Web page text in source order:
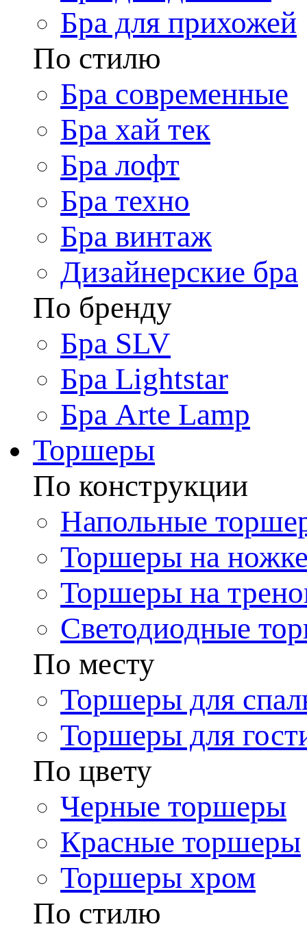
Бра для прихожей
По стилю
Бра современные
Бра хай тек
Бра лофт
Бра техно
Бра винтаж
Дизайнерские бра
По бренду
Бра SLV
Бра Lightstar
Бра Arte Lamp
Торшеры
По конструкции
Напольные
Торшеры на
Торшеры на
Светодиодные
По месту
Торшеры для
Торшеры для
По цвету
Черные торшеры
Красные торшеры
Торшеры хром
По стилю